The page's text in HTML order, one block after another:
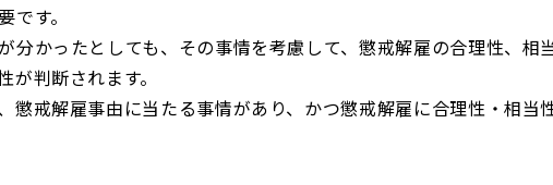
す。
分かったとしても、その事情を考慮して、懲戒解雇の合理性、
判断されます。
懲戒解雇事由に当たる事情があり、かつ懲戒解雇に合理性・相当